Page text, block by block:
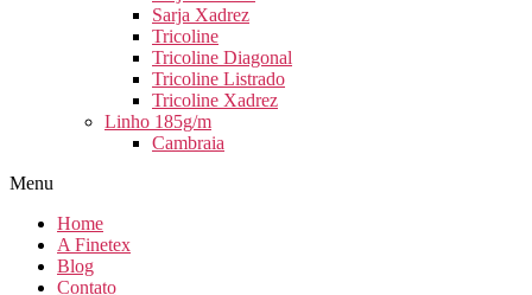
Sarja Xadrez
Tricoline
Tricoline Diagonal
Tricoline Listrado
Tricoline Xadrez
Linho 185g/m
Cambraia
Menu
Home
A Finetex
Blog
Contato